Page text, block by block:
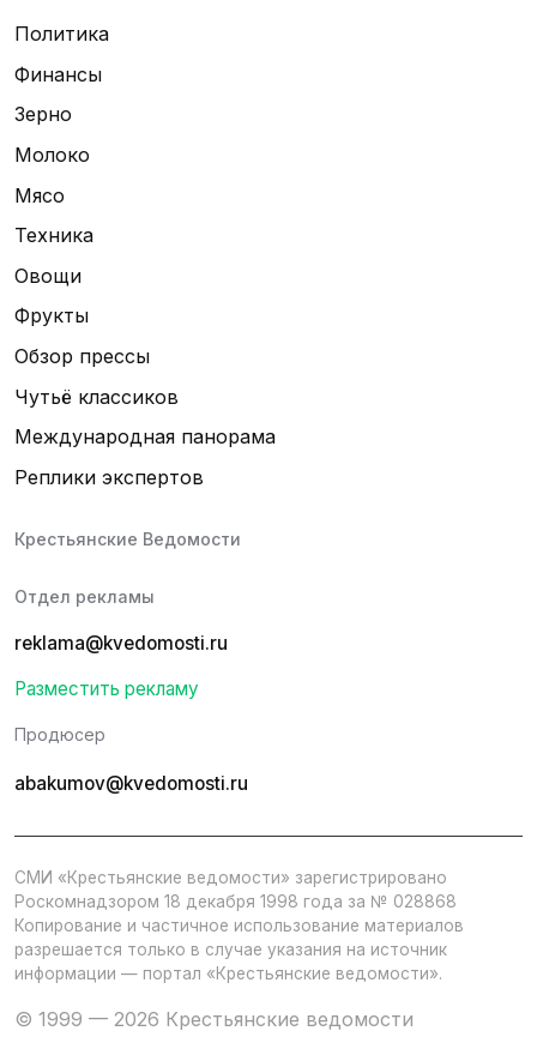
Политика
Финансы
Зерно
Молоко
Мясо
Техника
Овощи
Фрукты
Обзор прессы
Чутьё классиков
Международная панорама
Реплики экспертов
Крестьянские Ведомости
Отдел рекламы
reklama@kvedomosti.ru
Разместить рекламу
Продюсер
abakumov@kvedomosti.ru
СМИ «Крестьянские ведомости» зарегистрировано
Роскомнадзором 18 декабря 1998 года за № 028868
Копирование и частичное использование материалов
разрешается только в случае указания на источник
информации — портал «Крестьянские ведомости».
© 1999 — 2026 Крестьянские ведомости